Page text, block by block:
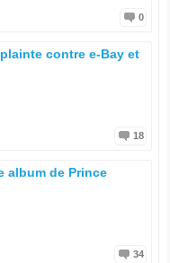
0
contre e-Bay et
18
album de Prince
34